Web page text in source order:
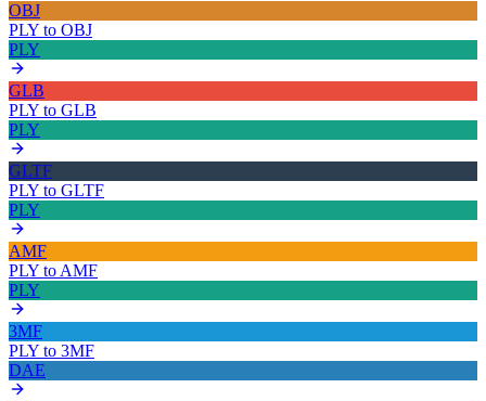
OBJ
PLY to OBJ
PLY
GLB
PLY to GLB
PLY
GLTF
PLY to GLTF
PLY
AMF
PLY to AMF
PLY
3MF
PLY to 3MF
DAE